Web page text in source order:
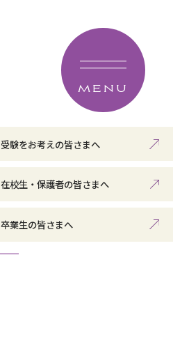
MENU
受験をお考えの皆さまへ
在校生・保護者の皆さまへ
卒業生の皆さまへ